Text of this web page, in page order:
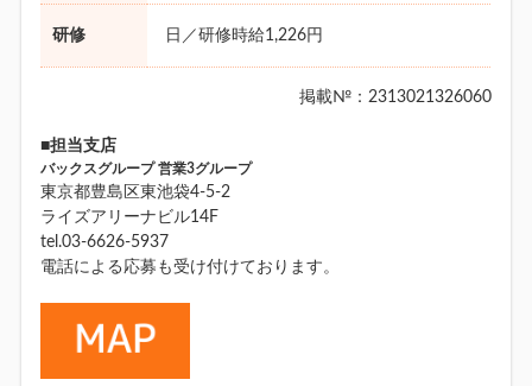
研修 日／研修時給1,226円
掲載№：2313021326060
■担当支店
バックスグループ 営業3グループ
東京都豊島区東池袋4-5-2
ライズアリーナビル14F
tel.03-6626-5937
電話による応募も受け付けております。